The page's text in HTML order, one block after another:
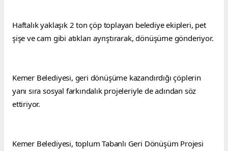
Haftalık yaklaşık 2 ton çöp toplayan belediye ekipleri, pet
şişe ve cam gibi atıkları ayrıştırarak, dönüşüme gönderiyor.
Kemer Belediyesi, geri dönüşüme kazandırdığı çöplerin
yanı sıra sosyal farkındalık projeleriyle de adından söz
ettiriyor.
Kemer Belediyesi, toplum Tabanlı Geri Dönüşüm Projesi